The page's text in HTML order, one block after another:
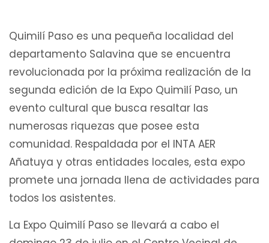
Quimilí Paso es una pequeña localidad del
departamento Salavina que se encuentra
revolucionada por la próxima realización de la
segunda edición de la Expo Quimilí Paso, un
evento cultural que busca resaltar las
numerosas riquezas que posee esta
comunidad. Respaldada por el INTA AER
Añatuya y otras entidades locales, esta expo
promete una jornada llena de actividades para
todos los asistentes.
La Expo Quimilí Paso se llevará a cabo el